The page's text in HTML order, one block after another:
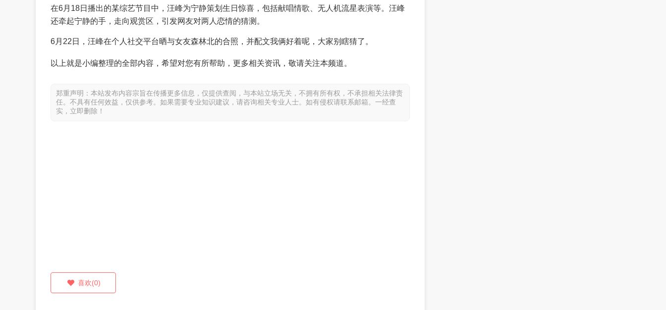
在6月18日播出的某综艺节目中，汪峰为宁静策划生日惊喜，包括献唱情歌、无人机流星表演等。汪峰
还牵起宁静的手，走向观赏区，引发网友对两人恋情的猜测。
6月22日，汪峰在个人社交平台晒与女友森林北的合照，并配文我俩好着呢，大家别瞎猜了。
以上就是小编整理的全部内容，希望对您有所帮助，更多相关资讯，敬请关注本频道。
郑重声明：本站发布内容宗旨在传播更多信息，仅提供查阅，与本站立场无关，不拥有所有权，不承担相关法律责
任。不具有任何效益，仅供参考。如果需要专业知识建议，请咨询相关专业人士。如有侵权请联系邮箱。一经查
实，立即删除！
喜欢(0)